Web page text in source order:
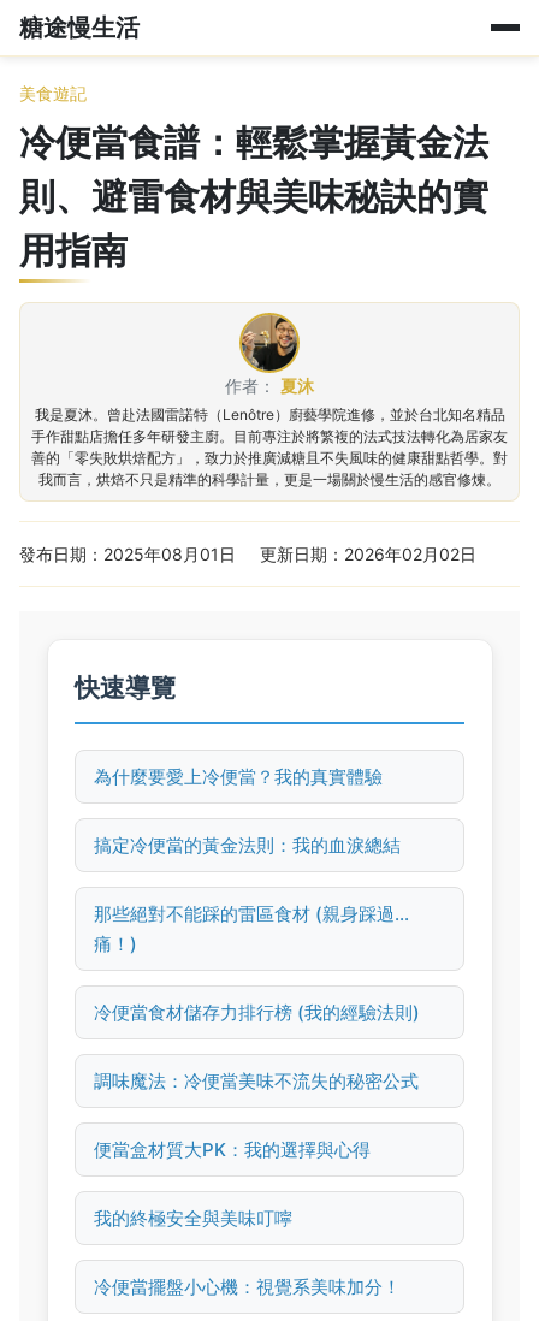
糖途慢生活
美食遊記
冷便當食譜：輕鬆掌握黃金法
則、避雷食材與美味秘訣的實
用指南
作者： 夏沐
我是夏沐。曾赴法國雷諾特（Lenôtre）廚藝學院進修，並於台北知名精品
手作甜點店擔任多年研發主廚。目前專注於將繁複的法式技法轉化為居家友
善的「零失敗烘焙配方」，致力於推廣減糖且不失風味的健康甜點哲學。對
我而言，烘焙不只是精準的科學計量，更是一場關於慢生活的感官修煉。
發布日期：2025年08月01日 更新日期：2026年02月02日
快速導覽
為什麼要愛上冷便當？我的真實體驗
搞定冷便當的黃金法則：我的血淚總結
那些絕對不能踩的雷區食材 (親身踩過...
痛！)
冷便當食材儲存力排行榜 (我的經驗法則)
調味魔法：冷便當美味不流失的秘密公式
便當盒材質大PK：我的選擇與心得
我的終極安全與美味叮嚀
冷便當擺盤小心機：視覺系美味加分！